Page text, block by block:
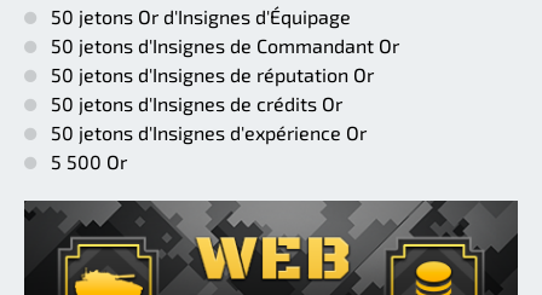
50 jetons Or d'Insignes d'Équipage
50 jetons d'Insignes de Commandant Or
50 jetons d'Insignes de réputation Or
50 jetons d'Insignes de crédits Or
50 jetons d'Insignes d'expérience Or
5 500 Or